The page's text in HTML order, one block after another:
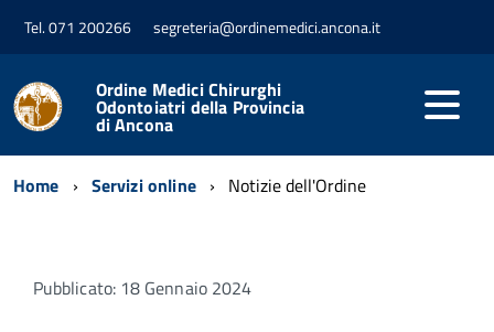
Tel. 071 200266 segreteria@ordinemedici.ancona.it
Ordine Medici Chirurghi
Odontoiatri della Provincia
di Ancona
Home Servizi online Notizie dell'Ordine
Pubblicato: 18 Gennaio 2024